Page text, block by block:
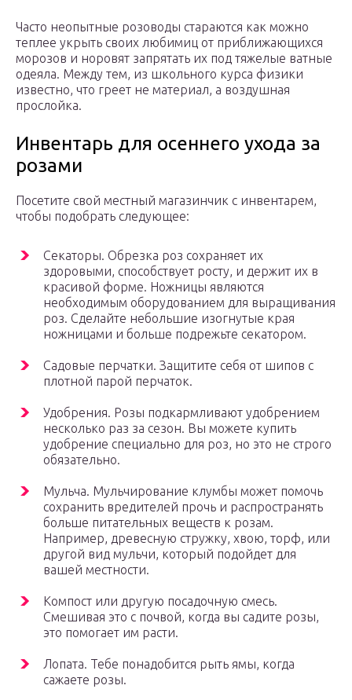
Часто неопытные розоводы стараются как можно
теплее укрыть своих любимиц от приближающихся
морозов и норовят запрятать их под тяжелые ватные
одеяла. Между тем, из школьного курса физики
известно, что греет не материал, а воздушная
прослойка.
Инвентарь для осеннего ухода за
розами
Посетите свой местный магазинчик с инвентарем,
чтобы подобрать следующее:
Секаторы. Обрезка роз сохраняет их
здоровыми, способствует росту, и держит их в
красивой форме. Ножницы являются
необходимым оборудованием для выращивания
роз. Сделайте небольшие изогнутые края
ножницами и больше подрежьте секатором.
Садовые перчатки. Защитите себя от шипов с
плотной парой перчаток.
Удобрения. Розы подкармливают удобрением
несколько раз за сезон. Вы можете купить
удобрение специально для роз, но это не строго
обязательно.
Мульча. Мульчирование клумбы может помочь
сохранить вредителей прочь и распространять
больше питательных веществ к розам.
Например, древесную стружку, хвою, торф, или
другой вид мульчи, который подойдет для
вашей местности.
Компост или другую посадочную смесь.
Смешивая это с почвой, когда вы садите розы,
это помогает им расти.
Лопата. Тебе понадобится рыть ямы, когда
сажаете розы.